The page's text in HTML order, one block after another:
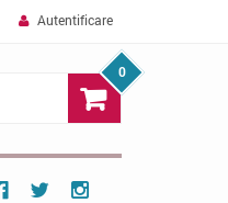
Autentificare
0